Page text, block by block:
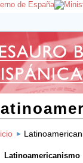
Latinoamericanismo